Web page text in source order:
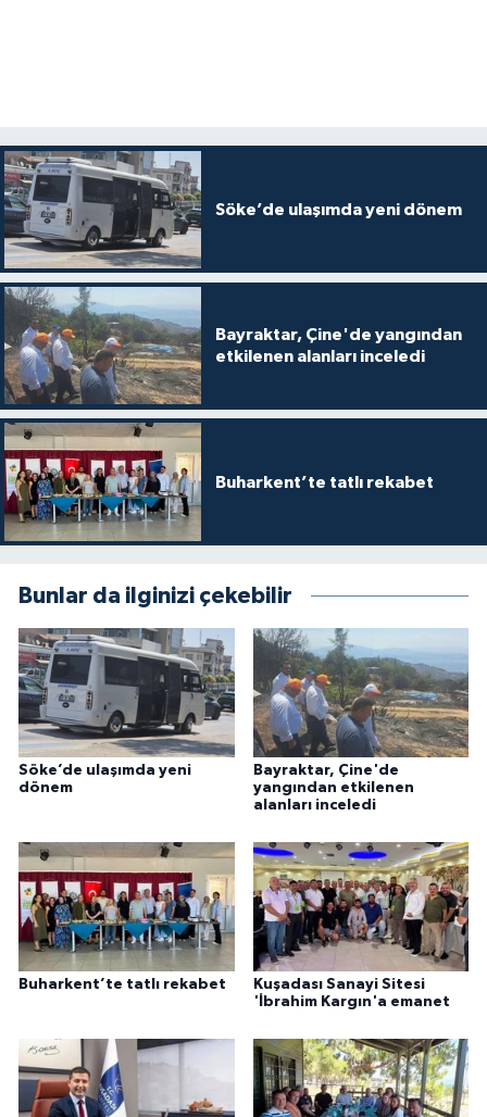
Söke’de ulaşımda yeni dönem
Bayraktar, Çine'de yangından
etkilenen alanları inceledi
Buharkent’te tatlı rekabet
Bunlar da ilginizi çekebilir
Söke’de ulaşımda yeni
dönem
Bayraktar, Çine'de
yangından etkilenen
alanları inceledi
Buharkent’te tatlı rekabet
Kuşadası Sanayi Sitesi
'İbrahim Kargın'a emanet